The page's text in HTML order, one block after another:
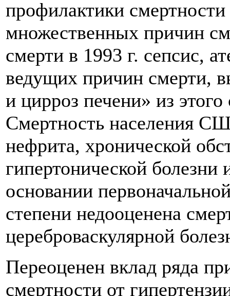
профилактики
множественных причин
смерти в 1993 г. сепсис,
ведущих причин смерти,
и цирроз печени» из
Смертность населения
нефрита, хронической
гипертонической болезни
основании
степени недооценена
цереброваскулярной
Переоценен вклад ряда
смертности от